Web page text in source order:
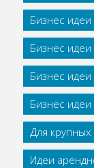
Бизнес
Бизнес
Бизнес
Бизнес идеи
Для крупных
Идеи